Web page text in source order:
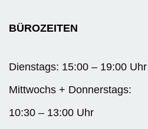
BÜROZEITEN
Dienstags: 15:00 – 19:00 Uhr
Mittwochs + Donnerstags:
10:30 – 13:00 Uhr